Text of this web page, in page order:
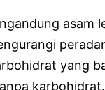
asam
yang
karbohidrat.